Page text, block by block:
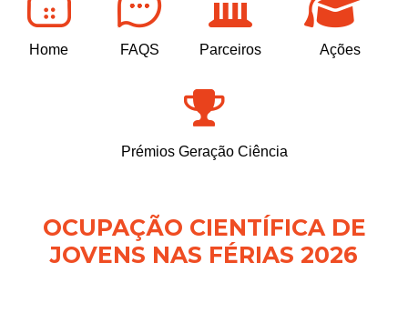
Home FAQS Parceiros Ações
Prémios Geração Ciência
OCUPAÇÃO CIENTÍFICA DE
JOVENS NAS FÉRIAS 2026